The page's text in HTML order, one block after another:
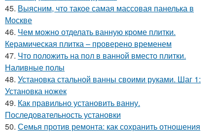
45. Выясним, что такое самая массовая панелька в
Москве
46. Чем можно отделать ванную кроме плитки.
Керамическая плитка – проверено временем
47. Что положить на пол в ванной вместо плитки.
Наливные полы
48. Установка стальной ванны своими руками. Шаг 1:
Установка ножек
49. Как правильно установить ванну.
Последовательность установки
50. Семья против ремонта: как сохранить отношения